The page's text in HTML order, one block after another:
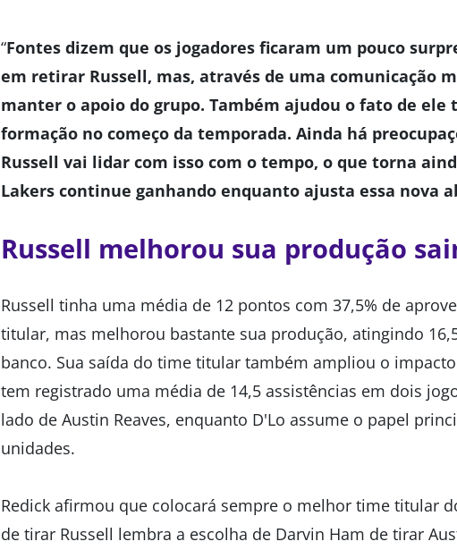
“Fontes dizem que os jogadores ficaram um pouco
em retirar Russell, mas, através de uma comunicação
manter o apoio do grupo. Também ajudou o fato de ele
formação no começo da temporada. Ainda há
Russell vai lidar com isso com o tempo, o que torna
Lakers continue ganhando enquanto ajusta essa nova
Russell melhorou sua produção
Russell tinha uma média de 12 pontos com 37,5% de
titular, mas melhorou bastante sua produção, atingindo
banco. Sua saída do time titular também ampliou o
tem registrado uma média de 14,5 assistências em dois
lado de Austin Reaves, enquanto D'Lo assume o papel
unidades.
Redick afirmou que colocará sempre o melhor time titular
de tirar Russell lembra a escolha de Darvin Ham de tirar